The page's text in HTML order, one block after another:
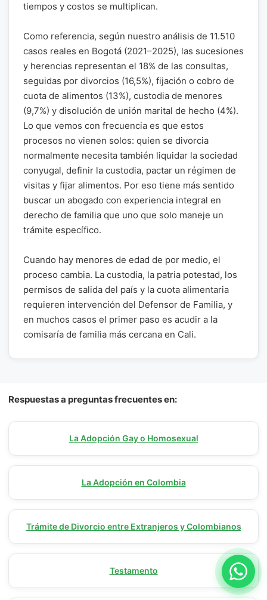
tiempos y costos se multiplican.
Como referencia, según nuestro análisis de 11.510
casos reales en Bogotá (2021–2025), las sucesiones
y herencias representan el 18% de las consultas,
seguidas por divorcios (16,5%), fijación o cobro de
cuota de alimentos (13%), custodia de menores
(9,7%) y disolución de unión marital de hecho (4%).
Lo que vemos con frecuencia es que estos
procesos no vienen solos: quien se divorcia
normalmente necesita también liquidar la sociedad
conyugal, definir la custodia, pactar un régimen de
visitas y fijar alimentos. Por eso tiene más sentido
buscar un abogado con experiencia integral en
derecho de familia que uno que solo maneje un
trámite específico.
Cuando hay menores de edad de por medio, el
proceso cambia. La custodia, la patria potestad, los
permisos de salida del país y la cuota alimentaria
requieren intervención del Defensor de Familia, y
en muchos casos el primer paso es acudir a la
comisaría de familia más cercana en Cali.
Respuestas a preguntas frecuentes en:
La Adopción Gay o Homosexual
La Adopción en Colombia
Trámite de Divorcio entre Extranjeros y Colombianos
Testamento